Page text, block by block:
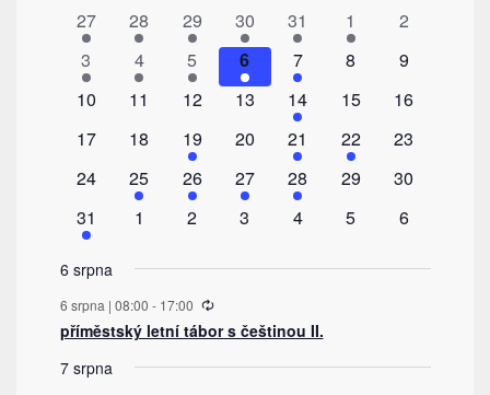
Akce
1
akce
27
1
akce
28
1
akce
29
1
akce
30
1
akce
31
1
akce
1
0
2
1
akce
3
1
akce
4
1
akce
5
1
akce
6
1
akce
7
0
8
0
9
0
10
0
11
0
12
0
13
1
akce
14
0
15
0
16
0
17
0
18
2
akce
19
0
20
1
akce
21
1
akce
22
0
23
0
24
1
akce
25
1
akce
26
1
akce
27
1
akce
28
0
29
0
30
1
akce
31
0
1
0
2
0
3
0
4
0
5
0
6
6 srpna
6 srpna | 08:00 - 17:00
příměstský letní tábor s češtinou II.
7 srpna